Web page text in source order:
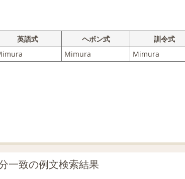
英語式 ヘボン式 訓令式
Mimura Mimura
一致の例文検索結果